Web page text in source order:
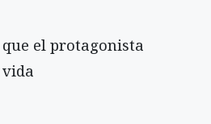
el protagonista